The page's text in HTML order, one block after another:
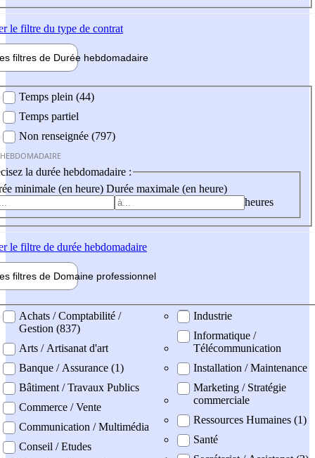
le filtre du type de contrat
filtres de Durée hebdomadaire
Temps plein (44)
Temps partiel
Non renseignée (797)
la durée hebdomadaire :
minimale (en heure) Durée maximale (en heure)
heures
le filtre de durée hebdomadaire
filtres de Domaine professionnel
professionel
Achats / Comptabilité /
Gestion (837)
Arts / Artisanat d'art
Banque / Assurance (1)
Bâtiment / Travaux Publics
Commerce / Vente
Communication / Multimédia
Conseil / Etudes
Industrie
Informatique /
Télécommunication
Installation / Maintenance
Marketing / Stratégie
commerciale
Ressources Humaines (1)
Santé